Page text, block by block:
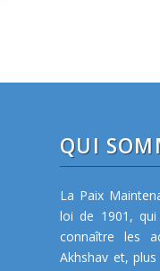
QUI
La Paix
loi de 1901,
connaître les
Akhshav et,